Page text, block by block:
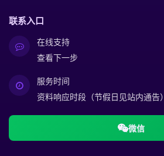
联系入口
在线支持
查看下一步
服务时间
资料响应时段（节假日见站内通告）
微信